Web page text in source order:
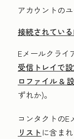
アカウントのユ
接続されてい
Eメールクライ
受信トレイで
ロファイル &
ずれか)。
コンタクトのE
リスト に含ま